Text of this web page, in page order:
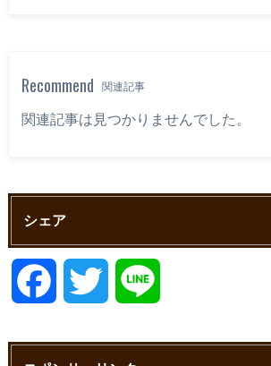
Recommend 関連記事
関連記事は見つかりませんでした。
シェア